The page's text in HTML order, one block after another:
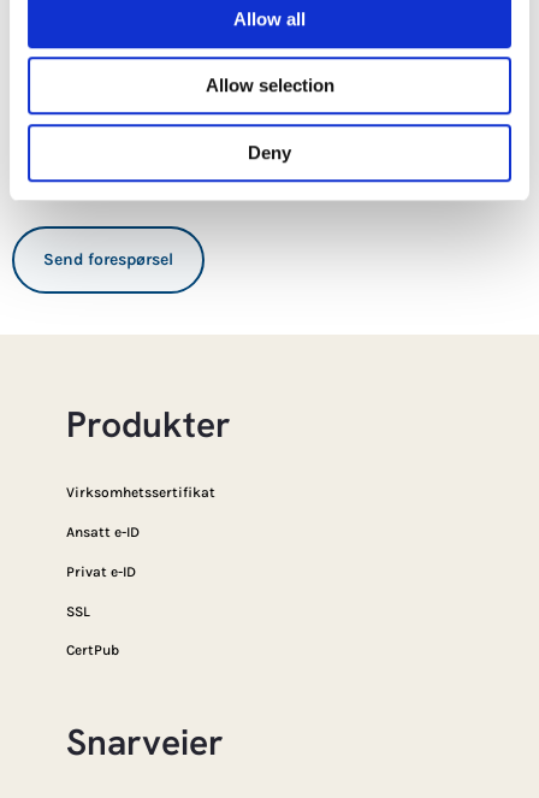
Allow all
Allow selection
Deny
Produkter
Virksomhetssertifikat
Ansatt e-ID
Privat e-ID
SSL
CertPub
Snarveier